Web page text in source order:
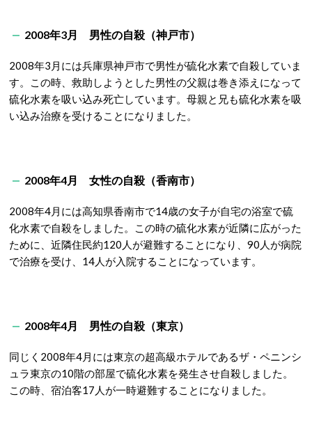
2008年3月 男性の自殺（神戸市）
2008年3月には兵庫県神戸市で男性が硫化水素で自殺していま
す。この時、救助しようとした男性の父親は巻き添えになって
硫化水素を吸い込み死亡しています。母親と兄も硫化水素を吸
い込み治療を受けることになりました。
2008年4月 女性の自殺（香南市）
2008年4月には高知県香南市で14歳の女子が自宅の浴室で硫
化水素で自殺をしました。この時の硫化水素が近隣に広がった
ために、近隣住民約120人が避難することになり、90人が病院
で治療を受け、14人が入院することになっています。
2008年4月 男性の自殺（東京）
同じく2008年4月には東京の超高級ホテルであるザ・ペニンシ
ュラ東京の10階の部屋で硫化水素を発生させ自殺しました。
この時、宿泊客17人が一時避難することになりました。